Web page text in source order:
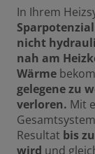
In Ihrem
Sparpotenzial
nicht
nah am
Wärme
gelegene zu
verloren. Mit
Resultat bis
wird und